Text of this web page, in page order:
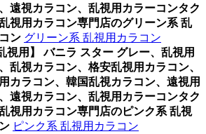
遠視カラコン、乱視用カラーコンタク
視用カラコン専門店のグリーン系 乱
ン グリーン系 乱視用カラコン
視用】 バニラ スター グレー、乱視用
乱視カラコン、格安乱視用カラコン、
カラコン、韓国乱視カラコン、遠視用
遠視カラコン、乱視用カラーコンタク
視用カラコン専門店のピンク系 乱視
ピンク系 乱視用カラコン